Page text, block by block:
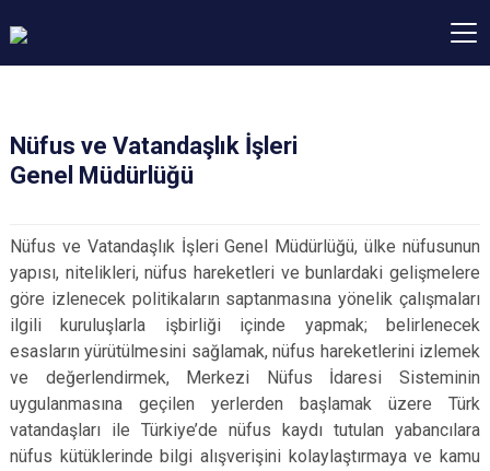
Nüfus ve Vatandaşlık İşleri
Genel Müdürlüğü
Nüfus ve Vatandaşlık İşleri Genel Müdürlüğü, ülke nüfusunun
yapısı, nitelikleri, nüfus hareketleri ve bunlardaki gelişmelere
göre izlenecek politikaların saptanmasına yönelik çalışmaları
ilgili kuruluşlarla işbirliği içinde yapmak; belirlenecek
esasların yürütülmesini sağlamak, nüfus hareketlerini izlemek
ve değerlendirmek, Merkezi Nüfus İdaresi Sisteminin
uygulanmasına geçilen yerlerden başlamak üzere Türk
vatandaşları ile Türkiye’de nüfus kaydı tutulan yabancılara
nüfus kütüklerinde bilgi alışverişini kolaylaştırmaya ve kamu